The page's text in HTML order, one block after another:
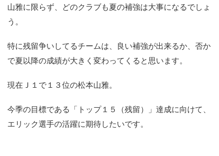
山雅に限らず、どのクラブも夏の補強は大事になるでしょ
う。
特に残留争いしてるチームは、良い補強が出来るか、否か
で夏以降の成績が大きく変わってくると思います。
現在Ｊ１で１３位の松本山雅。
今季の目標である「トップ１５（残留）」達成に向けて、
エリック選手の活躍に期待したいです。